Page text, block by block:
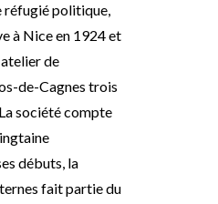
réfugié politique,
à Nice en 1924 et
de
de-Cagnes trois
société compte
débuts, la
fait partie du